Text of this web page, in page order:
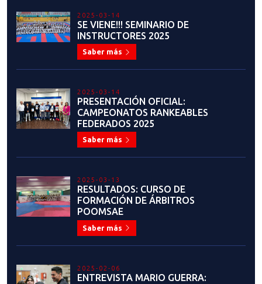
Saber más
2024-12-04
CONOCE LA NUEVA LICENCIA
FEDERADO
Saber más
2024-12-03
COPA CHILE: EL GRAN EVENTO
DE CLASIFICADOS
Saber más
Saber más